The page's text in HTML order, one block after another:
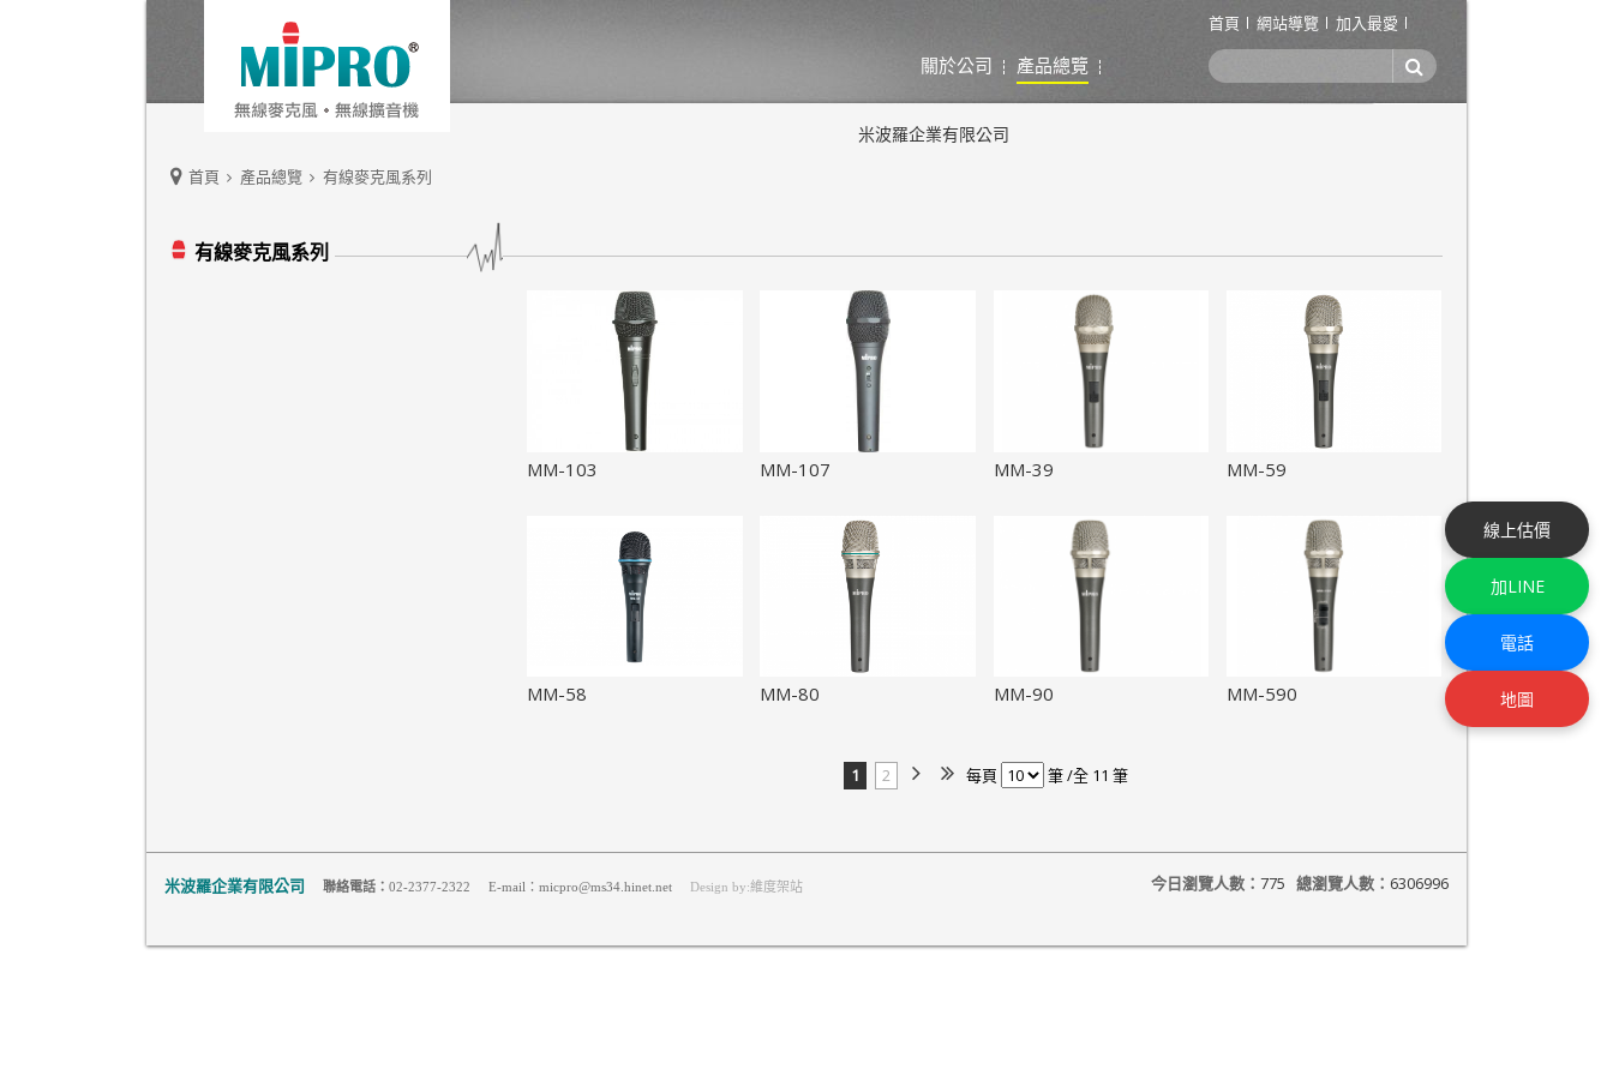
首頁 網站導覽 加入最愛
關於公司 產品總覽
米波羅企業有限公司
首頁 產品總覽 有線麥克風系列
有線麥克風系列
MM-103 MM-107 MM-39 MM-59
MM-58 MM-80 MM-90 MM-590
1 2 每頁 筆 /全 11 筆
米波羅企業有限公司 聯絡電話： 02-2377-2322 E-mail：micpro@ms34.hinet.net Design by:維度架站 今日瀏覽人數： 775 總瀏覽人數： 6306996
線上估價
加LINE
電話
地圖